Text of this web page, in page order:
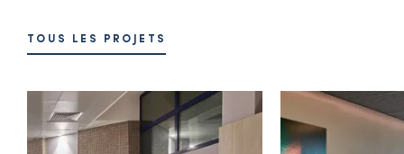
TOUS LES PROJETS